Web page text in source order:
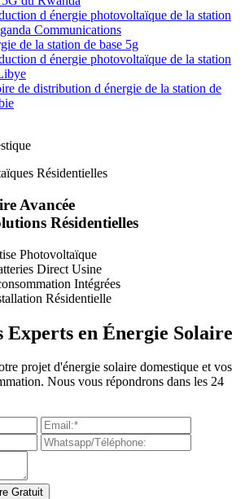
d énergie photovoltaïque de la station
Communications
de la station de base 5g
d énergie photovoltaïque de la station
de distribution d énergie de la station de
Avancée
Résidentielles
Photovoltaïque
Direct Usine
Intégrées
Résidentielle
Experts en Énergie Solaire
projet d'énergie solaire domestique et vos
Nous vous répondrons dans les 24